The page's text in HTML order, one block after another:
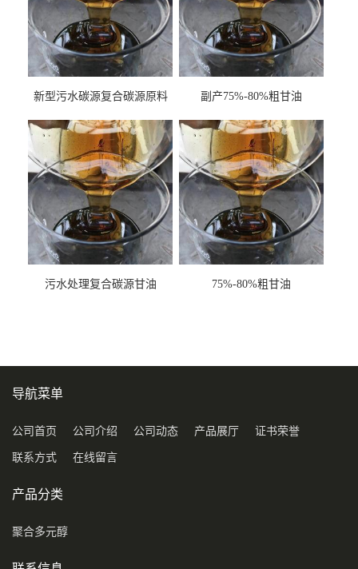
新型污水碳源复合碳源原料
副产75%-80%粗甘油
污水处理复合碳源甘油
75%-80%粗甘油
导航菜单
公司首页 公司介绍 公司动态 产品展厅 证书荣誉
联系方式 在线留言
产品分类
聚合多元醇